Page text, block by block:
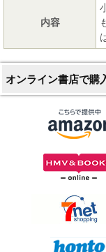
内容
オンライン書店で購